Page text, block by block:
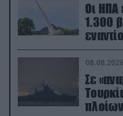
Οι ΗΠΑ
1.300
08.08.2026
Σε